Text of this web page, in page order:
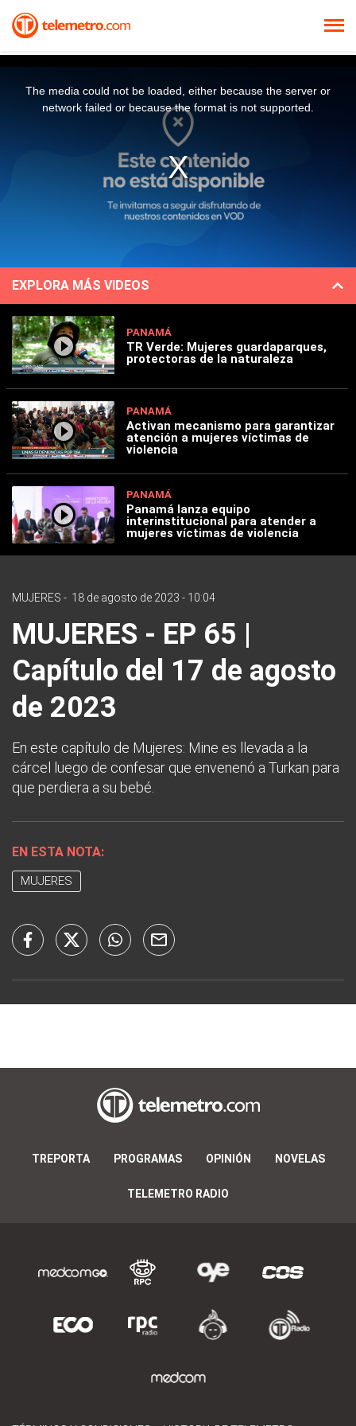
The media could not be loaded, either because the server or
network failed or because the format is not supported.
EXPLORA MÁS VIDEOS
PANAMÁ
TR Verde: Mujeres guardaparques,
protectoras de la naturaleza
PANAMÁ
Activan mecanismo para garantizar
atención a mujeres víctimas de
violencia
PANAMÁ
Panamá lanza equipo
interinstitucional para atender a
mujeres víctimas de violencia
MUJERES - 18 de agosto de 2023 - 10:04
MUJERES - EP 65 |
Capítulo del 17 de agosto
de 2023
En este capítulo de Mujeres: Mine es llevada a la
cárcel luego de confesar que envenenó a Turkan para
que perdiera a su bebé.
EN ESTA NOTA:
MUJERES
TREPORTA PROGRAMAS OPINIÓN NOVELAS
TELEMETRO RADIO